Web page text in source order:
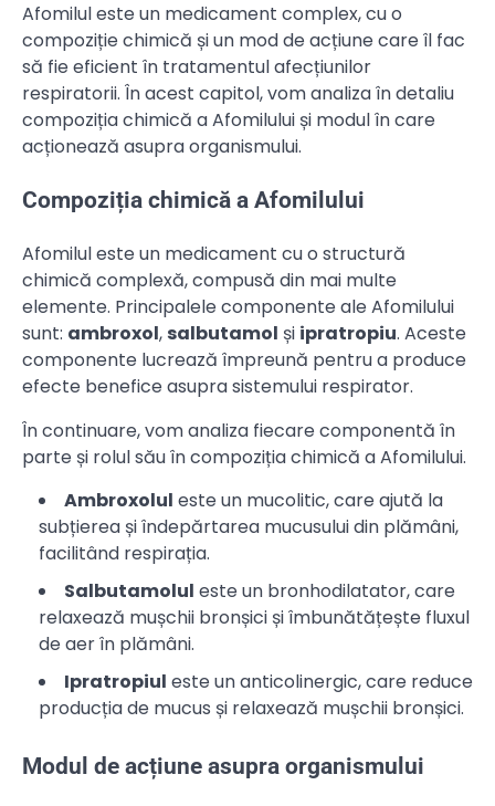
Afomilul este un medicament complex, cu o
compoziție chimică și un mod de acțiune care îl fac
să fie eficient în tratamentul afecțiunilor
respiratorii. În acest capitol, vom analiza în detaliu
compoziția chimică a Afomilului și modul în care
acționează asupra organismului.
Compoziția chimică a Afomilului
Afomilul este un medicament cu o structură
chimică complexă, compusă din mai multe
elemente. Principalele componente ale Afomilului
sunt: ambroxol, salbutamol și ipratropiu. Aceste
componente lucrează împreună pentru a produce
efecte benefice asupra sistemului respirator.
În continuare, vom analiza fiecare componentă în
parte și rolul său în compoziția chimică a Afomilului.
Ambroxolul este un mucolitic, care ajută la
subțierea și îndepărtarea mucusului din plămâni,
facilitând respirația.
Salbutamolul este un bronhodilatator, care
relaxează mușchii bronșici și îmbunătățește fluxul
de aer în plămâni.
Ipratropiul este un anticolinergic, care reduce
producția de mucus și relaxează mușchii bronșici.
Modul de acțiune asupra organismului